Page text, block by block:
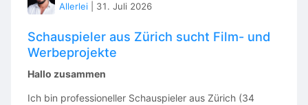
This is an unpaid independent passion project.
In return, every cast member will receive professionally
produced, cinematic-quality footage for their showreel.
Our goal is to create a cinematic showreel project that
feels like a real movie rather than a traditional showreel.
Allerlei
31. Juli 2026
Schauspieler aus Zürich sucht Film- und
Werbeprojekte
Hallo zusammen
Ich bin professioneller Schauspieler aus Zürich (34